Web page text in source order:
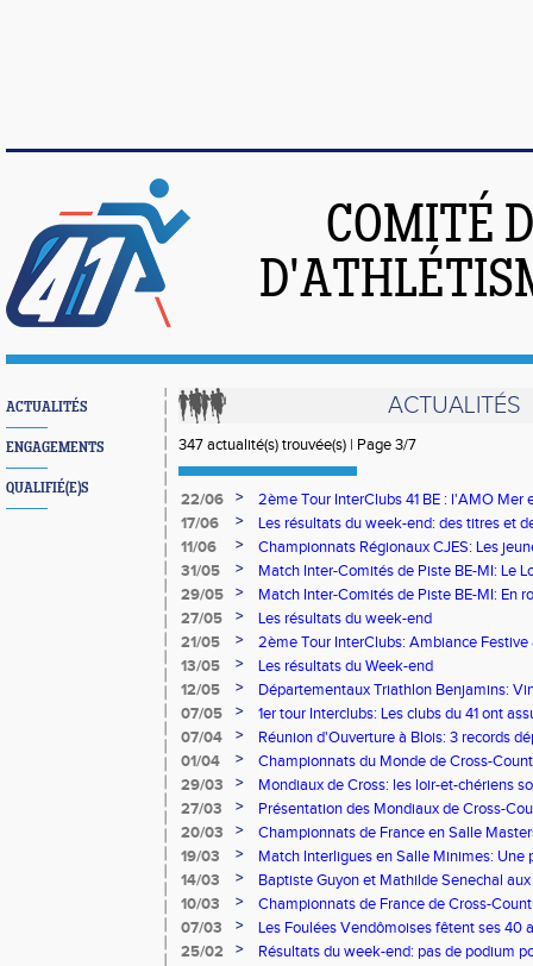
COMITÉ
ACTUALITÉS
ENGAGEMENTS
QUALIFIÉ(E)S
ACTUALITÉS
347 actualité(s) trouvée(s) | Page 3/7
22/06 >
2ème Tour InterClubs 41 BE : l'AMO
option pour la victoire finale
17/06 >
Les résultats du week-end: des titres et
11/06
>
Championnats Régionaux CJES: Les
31/05
>
Match Inter-Comités de Piste BE-MI: Le
étoiles!
29/05 >
Match Inter-Comités de Piste BE-MI: En
27/05
>
Les résultats du week-end
21/05
>
2ème Tour InterClubs: Ambiance Festive
13/05
>
Les résultats du Week-end
12/05
>
Départementaux Triathlon Benjamins:
07/05
>
1er tour Interclubs: Les clubs du 41 ont
07/04
>
Réunion d'Ouverture à Blois: 3 records
jeunes!
01/04 >
Championnats du Monde de Cross-
sont frottés aux meilleurs mondiaux
29/03 >
Mondiaux de Cross: les loir-et-chériens
27/03
>
Présentation des Mondiaux de Cross-
20/03
>
Championnats de France en Salle
Sports!
19/03 >
Match Interligues en Salle Minimes: Une
14/03
>
Baptiste Guyon et Mathilde Senechal
10/03
>
Championnats de France de Cross-
titre de Champion pour le Loir-et-Cher!
07/03 >
Les Foulées Vendômoises fêtent ses 40
25/02
>
Résultats du week-end: pas de podium